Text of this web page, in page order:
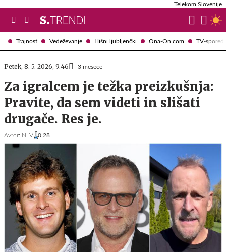
Trajnost Vedeževanje Hišni ljubljenčki Ona-On.com TV-spored
Telekom Slovenije
Petek, 8. 5. 2026, 9.46 3 mesece
Za igralcem je težka preizkušnja:
Pravite, da sem videti in slišati
drugače. Res je.
Avtor: N. V. 0,28